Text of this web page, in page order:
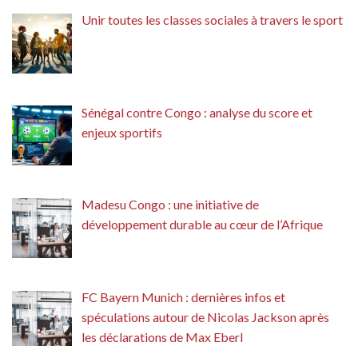
Unir toutes les classes sociales à travers le sport
Sénégal contre Congo : analyse du score et
enjeux sportifs
Madesu Congo : une initiative de
développement durable au cœur de l’Afrique
FC Bayern Munich : dernières infos et
spéculations autour de Nicolas Jackson après
les déclarations de Max Eberl